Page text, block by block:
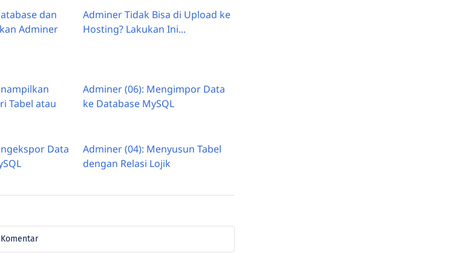
dan
Adminer
Adminer Tidak Bisa di Upload ke
Hosting? Lakukan Ini...
Tabel atau
Adminer (06): Mengimpor Data
ke Database MySQL
Data
Adminer (04): Menyusun Tabel
dengan Relasi Lojik